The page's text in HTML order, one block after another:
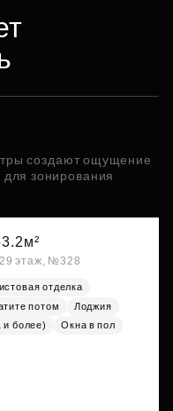
создают ощущение
зонирования
29 этаж, №328
отделка
потом
Лоджия
более)
Окна в пол